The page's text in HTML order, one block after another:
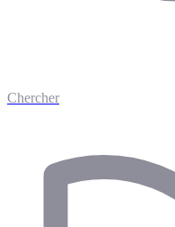
Chercher